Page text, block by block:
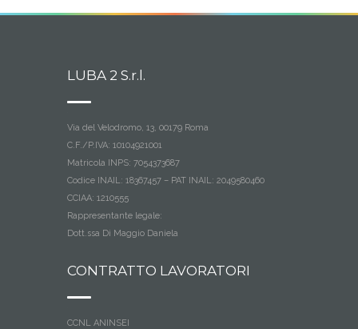
LUBA 2 S.r.l.
Via del Velodromo, 13, 00179 Roma
C.F./P.IVA: 10104921001
Matricola INPS: 7054373687
Codice INAIL: 18367457 – PAT INAIL: 2049580460
CCIAA: 1210555
Rappresentante legale:
Dott.ssa Di Maggio Daniela
CONTRATTO LAVORATORI
CCNL ANINSEI